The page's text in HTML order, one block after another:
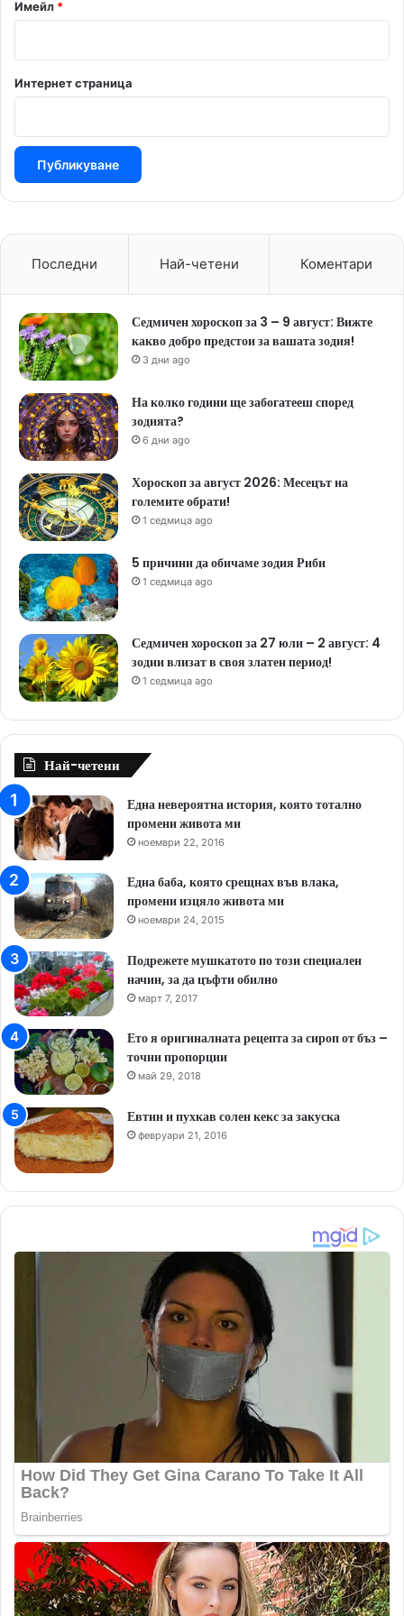
Имейл *
Интернет страница
Последни Най-четени Коментари
Седмичен хороскоп за 3 – 9 август: Вижте
какво добро предстои за вашата зодия!
3 дни ago
На колко години ще забогатееш според
зодията?
6 дни ago
Хороскоп за август 2026: Месецът на
големите обрати!
1 седмица ago
5 причини да обичаме зодия Риби
1 седмица ago
Седмичен хороскоп за 27 юли – 2 август: 4
зодии влизат в своя златен период!
1 седмица ago
Най-четени
Една невероятна история, която тотално
промени живота ми
ноември 22, 2016
Една баба, която срещнах във влака,
промени изцяло живота ми
ноември 24, 2015
Подрежете мушкатото по този специален
начин, за да цъфти обилно
март 7, 2017
Ето я оригиналната рецепта за сироп от бъз –
точни пропорции
май 29, 2018
Евтин и пухкав солен кекс за закуска
февруари 21, 2016